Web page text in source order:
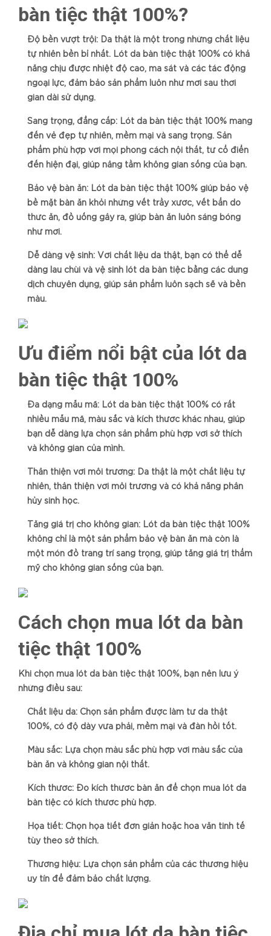
bàn tiệc thật 100%?
Độ bền vượt trội: Da thật là một trong những chất liệu
tự nhiên bền bỉ nhất. Lót da bàn tiệc thật 100% có khả
năng chịu được nhiệt độ cao, ma sát và các tác động
ngoại lực, đảm bảo sản phẩm luôn như mới sau thời
gian dài sử dụng.
Sang trọng, đẳng cấp: Lót da bàn tiệc thật 100% mang
đến vẻ đẹp tự nhiên, mềm mại và sang trọng. Sản
phẩm phù hợp với mọi phong cách nội thất, từ cổ điển
đến hiện đại, giúp nâng tầm không gian sống của bạn.
Bảo vệ bàn ăn: Lót da bàn tiệc thật 100% giúp bảo vệ
bề mặt bàn ăn khỏi những vết trầy xước, vết bẩn do
thức ăn, đồ uống gây ra, giúp bàn ăn luôn sáng bóng
như mới.
Dễ dàng vệ sinh: Với chất liệu da thật, bạn có thể dễ
dàng lau chùi và vệ sinh lót da bàn tiệc bằng các dung
dịch chuyên dụng, giúp sản phẩm luôn sạch sẽ và bền
màu.
Ưu điểm nổi bật của lót da
bàn tiệc thật 100%
Đa dạng mẫu mã: Lót da bàn tiệc thật 100% có rất
nhiều mẫu mã, màu sắc và kích thước khác nhau, giúp
bạn dễ dàng lựa chọn sản phẩm phù hợp với sở thích
và không gian của mình.
Thân thiện với môi trường: Da thật là một chất liệu tự
nhiên, thân thiện với môi trường và có khả năng phân
hủy sinh học.
Tăng giá trị cho không gian: Lót da bàn tiệc thật 100%
không chỉ là một sản phẩm bảo vệ bàn ăn mà còn là
một món đồ trang trí sang trọng, giúp tăng giá trị thẩm
mỹ cho không gian sống của bạn.
Cách chọn mua lót da bàn
tiệc thật 100%
Khi chọn mua lót da bàn tiệc thật 100%, bạn nên lưu ý
những điều sau:
Chất liệu da: Chọn sản phẩm được làm từ da thật
100%, có độ dày vừa phải, mềm mại và đàn hồi tốt.
Màu sắc: Lựa chọn màu sắc phù hợp với màu sắc của
bàn ăn và không gian nội thất.
Kích thước: Đo kích thước bàn ăn để chọn mua lót da
bàn tiệc có kích thước phù hợp.
Họa tiết: Chọn họa tiết đơn giản hoặc hoa văn tinh tế
tùy theo sở thích.
Thương hiệu: Lựa chọn sản phẩm của các thương hiệu
uy tín để đảm bảo chất lượng.